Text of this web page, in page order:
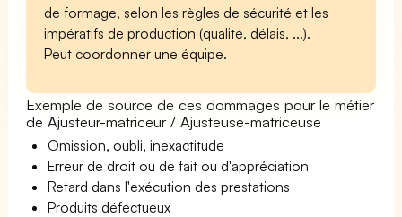
de formage, selon les règles de sécurité et les
impératifs de production (qualité, délais, ...).
Peut coordonner une équipe.
Exemple de source de ces dommages pour le métier
de Ajusteur-matriceur / Ajusteuse-matriceuse
Omission, oubli, inexactitude
Erreur de droit ou de fait ou d'appréciation
Retard dans l'exécution des prestations
Produits défectueux